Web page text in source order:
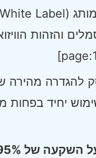
והזהות
להגדרה מהירה
של 295%